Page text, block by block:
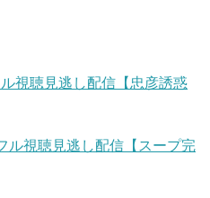
視聴見逃し配信【忠彦誘惑
ル視聴見逃し配信【スープ完